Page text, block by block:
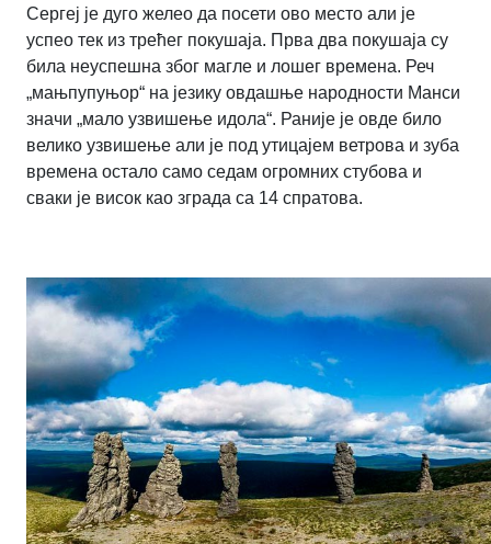
Сергеј је дуго желео да посети ово место али је
успео тек из трећег покушаја. Прва два покушаја су
била неуспешна због магле и лошег времена. Реч
„мањпупуњор“ на језику овдашње народности Манси
значи „мало узвишење идола“. Раније је овде било
велико узвишење али је под утицајем ветрова и зуба
времена остало само седам огромних стубова и
сваки је висок као зграда са 14 спратова.